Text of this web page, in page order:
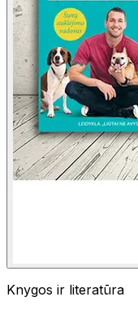
Knygos ir literatūra